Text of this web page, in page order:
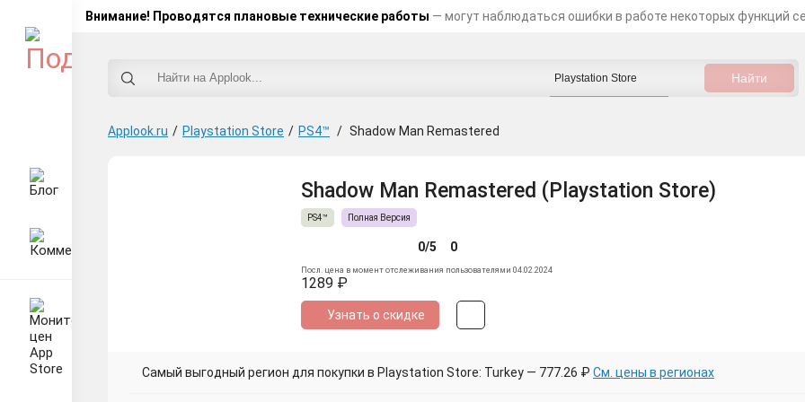
Внимание! Проводятся плановые технические работы — могут наблюдаться ошибки в работе некоторых функций
Applook.ru / Playstation Store / PS4™ / Shadow Man Remastered
Shadow Man Remastered (Playstation Store)
PS4™ Полная Версия
0/5 0
Посл. цена в момент отслеживания пользователями 04.02.2024
1289 ₽
Узнать о скидке
Самый выгодный регион для покупки в Playstation Store: Turkey — 777.26 ₽ См. цены в регионах